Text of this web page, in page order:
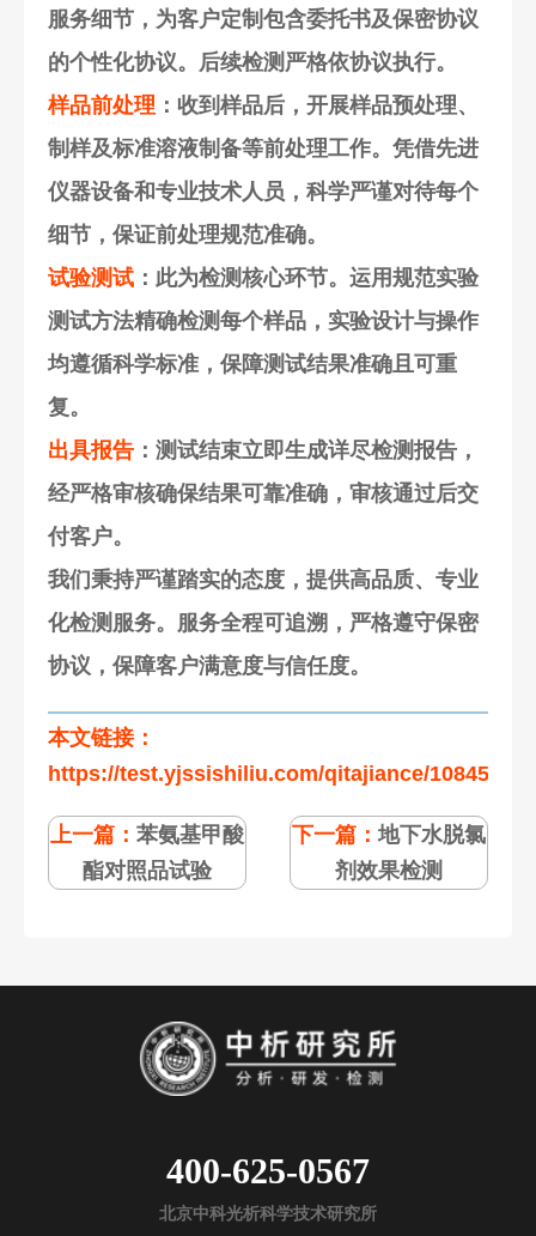
服务细节，为客户定制包含委托书及保密协议
的个性化协议。后续检测严格依协议执行。
样品前处理 ：收到样品后，开展样品预处理、
制样及标准溶液制备等前处理工作。凭借先进
仪器设备和专业技术人员，科学严谨对待每个
细节，保证前处理规范准确。
试验测试 ：此为检测核心环节。运用规范实验
测试方法精确检测每个样品，实验设计与操作
均遵循科学标准，保障测试结果准确且可重
复。
出具报告 ：测试结束立即生成详尽检测报告，
经严格审核确保结果可靠准确，审核通过后交
付客户。
我们秉持严谨踏实的态度，提供高品质、专业
化检测服务。服务全程可追溯，严格遵守保密
协议，保障客户满意度与信任度。
本文链接：
https://test.yjssishiliu.com/qitajiance/
上一篇： 苯氨基甲酸
酯对照品试验
下一篇：地下水脱氯
剂效果检测
400-625-0567
北京中科光析科学技术研究所